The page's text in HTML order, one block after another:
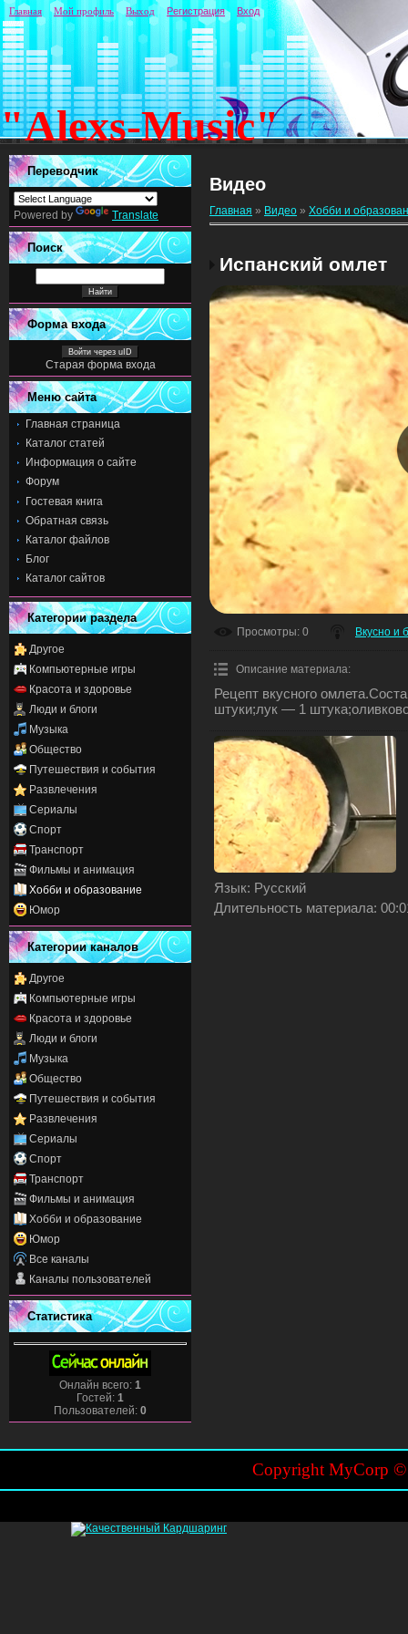
"Alexs-Music"
Главная Мой профиль Выход Регистрация Вход
Переводчик
Powered by Translate
Поиск
Форма входа
Войти через uID
Старая форма входа
Меню сайта
Главная страница
Каталог статей
Информация о сайте
Форум
Гостевая книга
Обратная связь
Каталог файлов
Блог
Каталог сайтов
Категории раздела
Другое
Компьютерные игры
Красота и здоровье
Люди и блоги
Музыка
Общество
Путешествия и события
Развлечения
Сериалы
Спорт
Транспорт
Фильмы и анимация
Хобби и образование
Юмор
Категории каналов
Другое
Компьютерные игры
Красота и здоровье
Люди и блоги
Музыка
Общество
Путешествия и события
Развлечения
Сериалы
Спорт
Транспорт
Фильмы и анимация
Хобби и образование
Юмор
Все каналы
Каналы пользователей
Статистика
Онлайн всего: 1
Гостей: 1
Пользователей: 0
Видео
Главная » Видео » Хобби и
Испанский омлет
Просмотры: 0 Вкусно и
Описание материала:
Рецепт вкусного
штуки;лук — 1
Язык: Русский
Длительность материала:
Copyright MyCorp